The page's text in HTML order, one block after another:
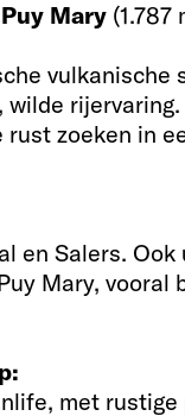
Puy Mary(1.787
wilde
zoeken in
en Salers.
Mary, vooral
met rustige